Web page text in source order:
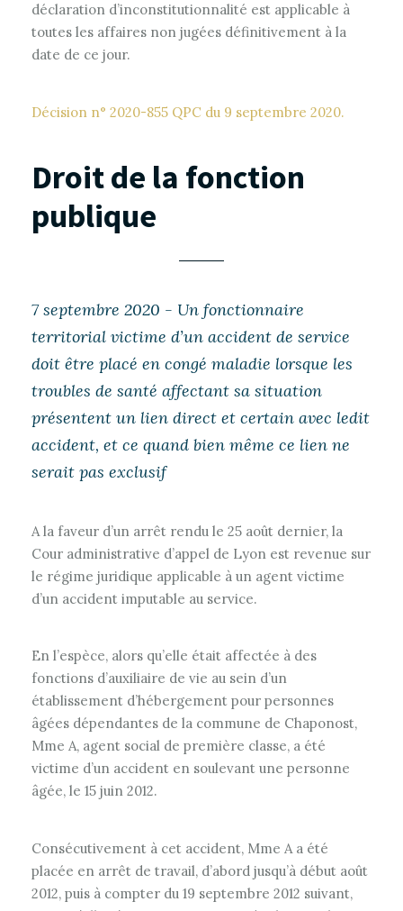
déclaration d’inconstitutionnalité est applicable à
toutes les affaires non jugées définitivement à la
date de ce jour.
Décision n° 2020-855 QPC du 9 septembre 2020.
Droit de la fonction
publique
7 septembre 2020 - Un fonctionnaire
territorial victime d’un accident de service
doit être placé en congé maladie lorsque les
troubles de santé affectant sa situation
présentent un lien direct et certain avec ledit
accident, et ce quand bien même ce lien ne
serait pas exclusif
A la faveur d’un arrêt rendu le 25 août dernier, la
Cour administrative d’appel de Lyon est revenue sur
le régime juridique applicable à un agent victime
d’un accident imputable au service.
En l’espèce, alors qu’elle était affectée à des
fonctions d’auxiliaire de vie au sein d’un
établissement d’hébergement pour personnes
âgées dépendantes de la commune de Chaponost,
Mme A, agent social de première classe, a été
victime d’un accident en soulevant une personne
âgée, le 15 juin 2012.
Consécutivement à cet accident, Mme A a été
placée en arrêt de travail, d’abord jusqu’à début août
2012, puis à compter du 19 septembre 2012 suivant,